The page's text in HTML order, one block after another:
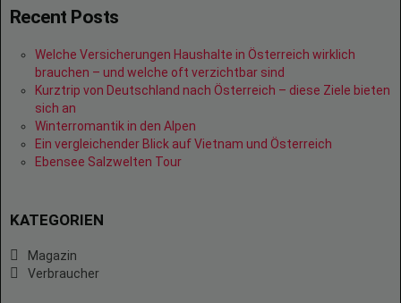
Recent Posts
Welche Versicherungen Haushalte in Österreich wirklich
brauchen – und welche oft verzichtbar sind
Kurztrip von Deutschland nach Österreich – diese Ziele bieten
sich an
Winterromantik in den Alpen
Ein vergleichender Blick auf Vietnam und Österreich
Ebensee Salzwelten Tour
KATEGORIEN
Magazin
Verbraucher